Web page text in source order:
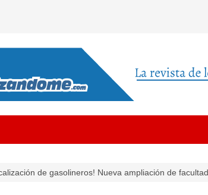
de gasolineros! Nueva ampliación de facultades.